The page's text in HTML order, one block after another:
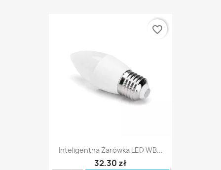
Inteligentna Żarówka LED WB...
32,30 zł
favorite_border